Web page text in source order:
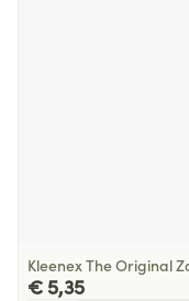
Kleenex The Original
€ 5,35